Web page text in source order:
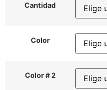
Cantidad
Color
Color # 2